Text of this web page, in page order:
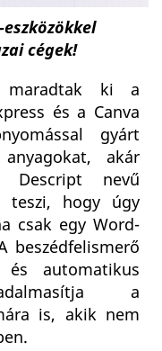
cégek!
ki a
és a Canva
gyárt
akár
nevű
teszi, hogy úgy
csak egy Word-
beszédfelismerő
automatikus
a
is, akik nem